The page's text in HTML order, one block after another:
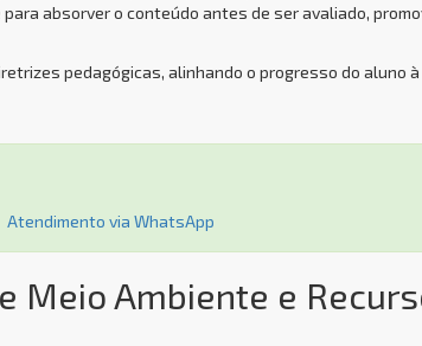
absorver o conteúdo antes de ser avaliado,
pedagógicas, alinhando o progresso do aluno à
Atendimento via WhatsApp
Meio Ambiente e